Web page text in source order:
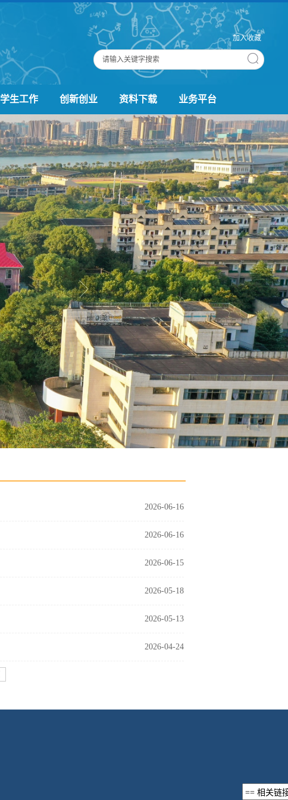
加入收藏
学生工作 创新创业 资料下载 业务平台
2026-06-16
2026-06-16
2026-06-15
2026-05-18
2026-05-13
2026-04-24